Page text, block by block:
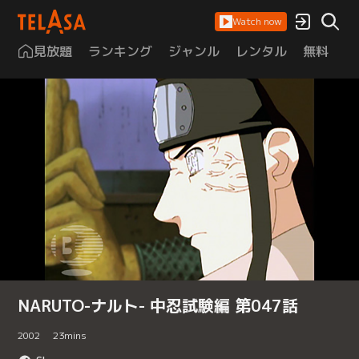
Watch now
見放題 ランキング ジャンル レンタル 無料
NARUTO-ナルト- 中忍試験編 第047話
2002 23mins